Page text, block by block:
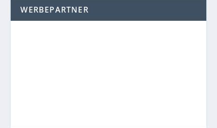
WERBEPARTNER